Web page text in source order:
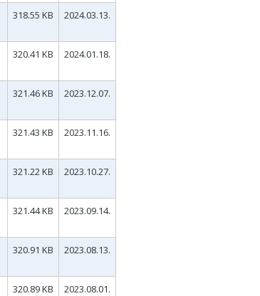
318.55 KB 2024.03.13.
320.41 KB 2024.01.18.
321.46 KB 2023.12.07.
321.43 KB 2023.11.16.
321.22 KB 2023.10.27.
321.44 KB 2023.09.14.
320.91 KB 2023.08.13.
320.89 KB 2023.08.01.